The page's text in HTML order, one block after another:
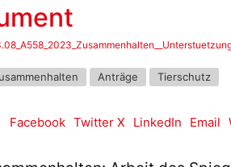
Anträge Tierschutz
Facebook Twitter X LinkedIn Email